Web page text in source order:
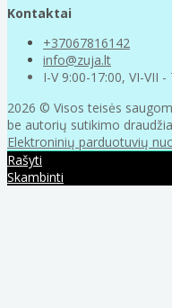
Kontaktai
+37067816142
info@zuja.lt
I-V 9:00-17:00, VI-VII
2026 © Visos teisės
be autorių sutikimo
Elektroninių parduotuvių
Rašyti
Skambinti